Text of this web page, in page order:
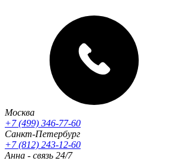
Москва
+7 (499) 346-77-60
Санкт-Петербург
+7 (812) 243-12-60
Анна - связь 24/7